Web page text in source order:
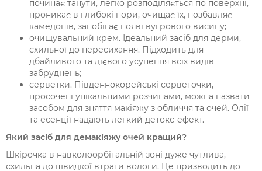
починає танути, легко розподіляється по поверхні,
проникає в глибокі пори, очищає їх, позбавляє
камедонів, запобігає появі вугрового висипу;
очищувальний крем. Ідеальний засіб для дерми,
схильної до пересихання. Підходить для
дбайливого та дієвого усунення всіх видів
забруднень;
серветки. Південнокорейські серветочки,
просочені унікальними розчинами, можна назвати
засобом для зняття макіяжу з обличчя та очей. Олії
та есенції надають легкий детокс-ефект.
Який засіб для демакіяжу очей кращий?
Шкірочка в навколоорбітальній зоні дуже чутлива,
схильна до швидкої втрати вологи. Це призводить до